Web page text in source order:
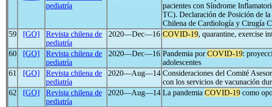
pediatría
pacientes con Síndrome
TC). Declaración de Posición de
Chilena de Cardiología y Cirugía
59 [GO]
Revista chilena de
pediatría
2020―Dec―16 COVID-19, quarantine, exercise
60 [GO]
Revista chilena de
pediatría
2020―Dec―16 Pandemia porCOVID-19:
adolescentes
61
[GO]
Revista chilena de
pediatría
2020―Aug―14 Consideraciones del Comité
con los servicios de vacunación
62 [GO]
Revista chilena de
pediatría
2020―Aug―14 La pandemia COVID-19 como